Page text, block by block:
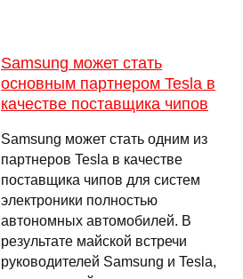
Samsung может стать
основным партнером Tesla в
качестве поставщика чипов
Samsung может стать одним из
партнеров Tesla в качестве
поставщика чипов для систем
электроники полностью
автономных автомобилей. В
результате майской встречи
руководителей Samsung и Tesla,